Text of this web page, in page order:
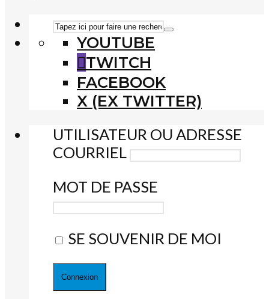
YOUTUBE
TWITCH
FACEBOOK
X (EX TWITTER)
UTILISATEUR OU ADRESSE
COURRIEL
MOT DE PASSE
SE SOUVENIR DE MOI